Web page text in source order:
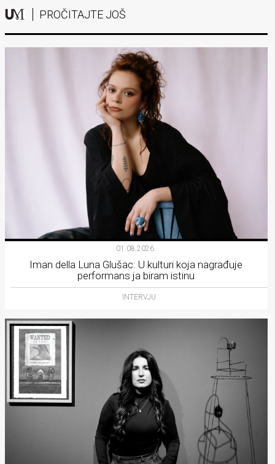
PROČITAJTE JOŠ
01.08.2026.
Iman della Luna Glušac: U kulturi koja nagrađuje
performans ja biram istinu
INTERVJU